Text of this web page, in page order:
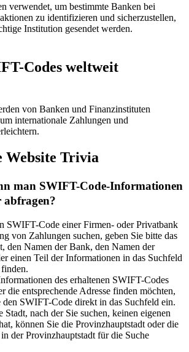
verwendet, um bestimmte Banken bei
zu identifizieren und sicherzustellen,
Institution gesendet werden.
Codes weltweit
von Banken und Finanzinstituten
internationale Zahlungen und
Website Trivia
man SWIFT-Code-Informationen
abfragen?
SWIFT-Code einer Firmen- oder Privatbank
von Zahlungen suchen, geben Sie bitte das
den Namen der Bank, den Namen der
einen Teil der Informationen in das Suchfeld
des erhaltenen SWIFT-Codes
die entsprechende Adresse finden möchten,
den SWIFT-Code direkt in das Suchfeld ein.
Stadt, nach der Sie suchen, keinen eigenen
können Sie die Provinzhauptstadt oder die
der Provinzhauptstadt für die Suche